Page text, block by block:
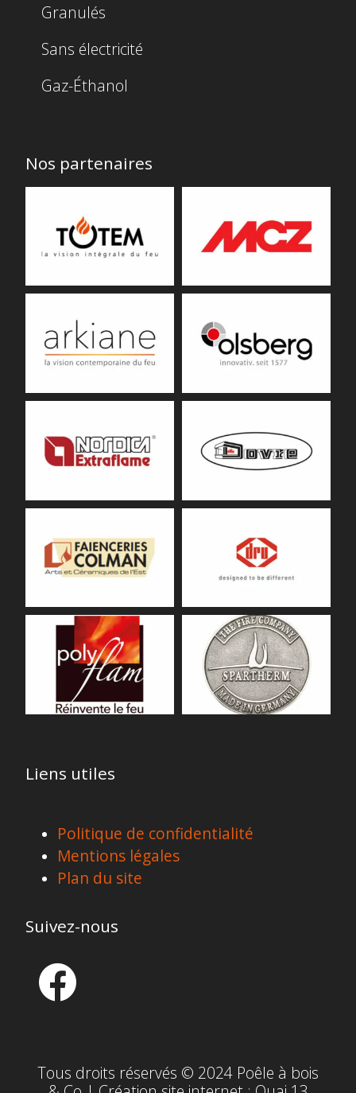
Granulés
Sans électricité
Gaz-Éthanol
Nos partenaires
Liens utiles
Politique de confidentialité
Mentions légales
Plan du site
Suivez-nous
Tous droits réservés © 2024 Poêle à bois